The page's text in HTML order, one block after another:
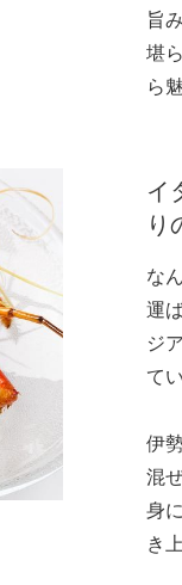
旨
堪
ら
イ
り
な
運
ジ
て
伊
混
身
き